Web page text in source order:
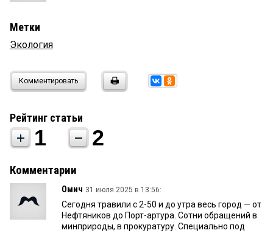
Метки
Экология
Комментировать
Рейтинг статьи
1 2
Комментарии
Омич 31 июля 2025 в 13:56:
Сегодня травили с 2-50 и до утра весь город — от
Нефтяников до Порт-артура. Сотни обращений в
минприроды, в прокуратуру. Специально под